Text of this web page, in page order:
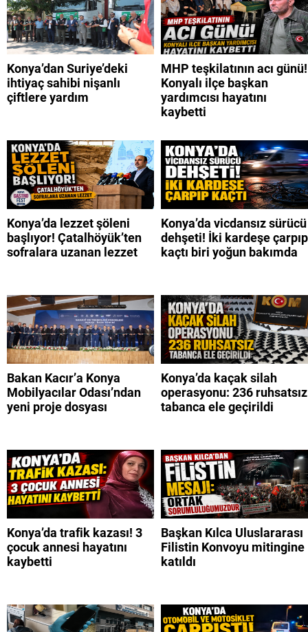
Konya’dan Suriye’deki
ihtiyaç sahibi nişanlı
çiftlere yardım
MHP teşkilatının acı günü!
Konyalı ilçe başkan
yardımcısı hayatını
kaybetti
Konya’da lezzet şöleni
başlıyor! Çatalhöyük’ten
sofralara uzanan lezzet
Konya’da vicdansız sürücü
dehşeti! İki kardeşe çarpıp
kaçtı biri yoğun bakımda
Bakan Kacır’a Konya
Mobilyacılar Odası’ndan
yeni proje dosyası
Konya’da kaçak silah
operasyonu: 236 ruhsatsız
tabanca ele geçirildi
Konya’da trafik kazası! 3
çocuk annesi hayatını
kaybetti
Başkan Kılca Uluslararası
Filistin Konvoyu mitingine
katıldı